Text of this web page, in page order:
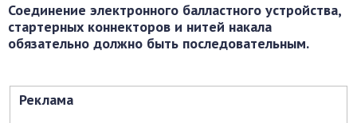
Соединение электронного балластного устройства,
стартерных коннекторов и нитей накала
обязательно должно быть последовательным.
Реклама